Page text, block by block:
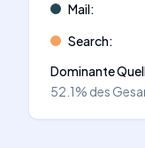
Mail:
Search:
Dominante
52.1% des